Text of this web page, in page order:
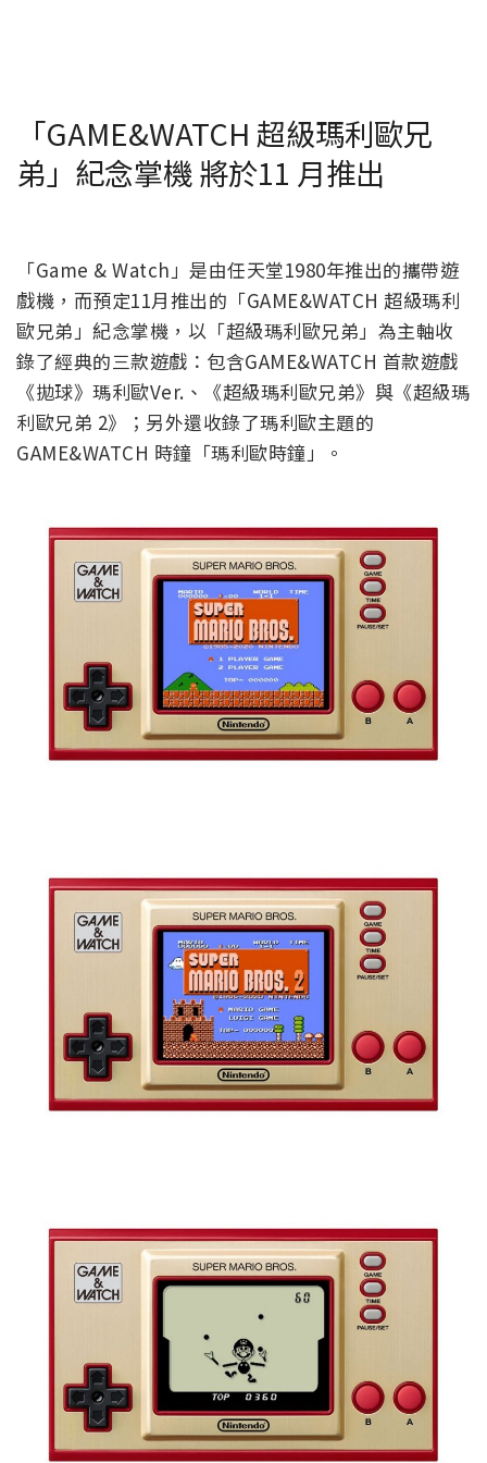
「GAME&WATCH 超級瑪利歐兄
弟」紀念掌機 將於11 月推出
「Game & Watch」是由任天堂1980年推出的攜帶遊
戲機，而預定11月推出的「GAME&WATCH 超級瑪利
歐兄弟」紀念掌機，以「超級瑪利歐兄弟」為主軸收
錄了經典的三款遊戲：包含GAME&WATCH 首款遊戲
《拋球》瑪利歐Ver.、《超級瑪利歐兄弟》與《超級瑪
利歐兄弟 2》；另外還收錄了瑪利歐主題的
GAME&WATCH 時鐘「瑪利歐時鐘」。